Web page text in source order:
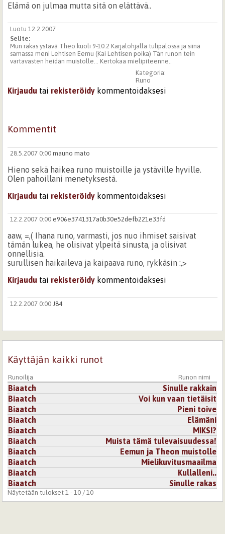
Elämä on julmaa mutta sitä on elättävä..
Luotu 12.2.2007
Selite:
Mun rakas ystävä Theo kuoli 9-10.2 Karjalohjalla tulipalossa ja siinä
samassa meni Lehtisen Eemu (Kai Lehtisen poika) Tän runon tein
vartavasten heidän muistolle... Kertokaa mielipiteenne..
Kategoria:
Runo
Kirjaudu tai rekisteröidy kommentoidaksesi
Kommentit
28.5.2007 0:00 mauno mato
Hieno sekä haikea runo muistoille ja ystäville hyville.
Olen pahoillani menetyksestä.
Kirjaudu tai rekisteröidy kommentoidaksesi
12.2.2007 0:00 e906e3741317a0b30e52defb221e33fd
aaw, =,( Ihana runo, varmasti, jos nuo ihmiset saisivat
tämän lukea, he olisivat ylpeitä sinusta, ja olisivat
onnellisia.
surullisen haikaileva ja kaipaava runo, rykkäsin :,>
Kirjaudu tai rekisteröidy kommentoidaksesi
12.2.2007 0:00 J84
Käyttäjän kaikki runot
Runoilija Runon nimi
Biaatch
Sinulle rakkain
Biaatch
Voi kun vaan tietäisit
Biaatch
Pieni toive
Biaatch
Elämäni
Biaatch
MIKSI?
Biaatch
Muista tämä tulevaisuudessa!
Biaatch
Eemun ja Theon muistolle
Biaatch
Mielikuvitusmaailma
Biaatch
Kullalleni..
Biaatch
Sinulle rakas
Näytetään tulokset 1 - 10 / 10